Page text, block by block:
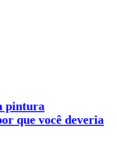
pintura
que você deveria